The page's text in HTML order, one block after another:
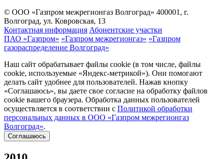
© ООО «Газпром межрегионгаз Волгоград» 400001, г.
Волгоград, ул. Ковровская, 13
Контактная информация Абонентские участки
ПАО «Газпром» «Газпром межрегионгаз» «Газпром
газораспределение Волгоград»
Наш сайт обрабатывает файлы cookie (в том числе, файлы
cookie, используемые «Яндекс-метрикой»). Они помогают
делать сайт удобнее для пользователей. Нажав кнопку
«Соглашаюсь», вы даете свое согласие на обработку файлов
cookie вашего браузера. Обработка данных пользователей
осуществляется в соответствии с Политикой обработки
персональных данных в ООО «Газпром межрегионгаз
Волгоград».
Соглашаюсь